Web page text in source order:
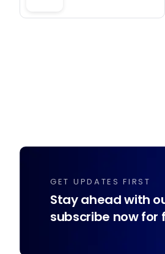
GET UPDATES FIRST
Stay ahead with
subscribe now for